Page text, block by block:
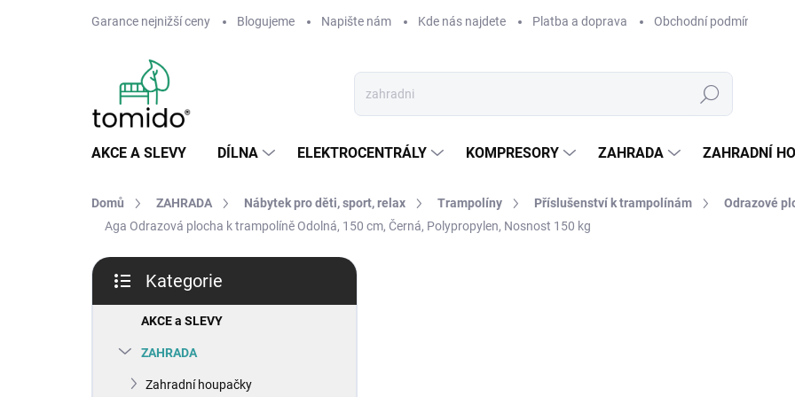
Garance nejnižší ceny Blogujeme Napište nám Kde nás najdete Platba a doprava Obchodní podmínky
Hledat
AKCE A SLEVY DÍLNA ELEKTROCENTRÁLY KOMPRESORY ZAHRADA ZAHRADNÍ
Domů ZAHRADA Nábytek pro děti, sport, relax Trampolíny Příslušenství k trampolínám
Odrazové
Aga Odrazová plocha k trampolíně Odolná, 150 cm, Černá, Polypropylen, Nosnost 150 kg
P
s
kategorie
Kategorie
AKCE a SLEVY
ZAHRADA
Zahradní houpačky